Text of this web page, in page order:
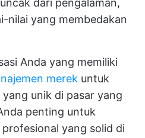
dari pengalaman,
nilai yang membedakan
Anda yang memiliki
merek untuk
unik di pasar yang
penting untuk
yang solid di